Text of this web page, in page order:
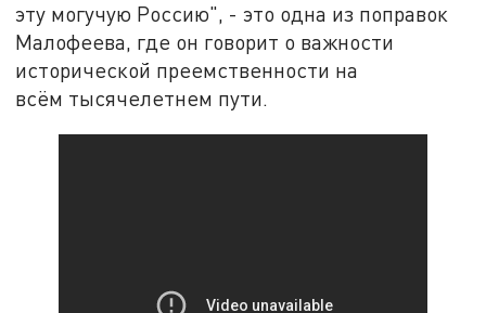
эту могучую Россию", - это одна из поправок
Малофеева, где он говорит о важности
исторической преемственности на
всём тысячелетнем пути.